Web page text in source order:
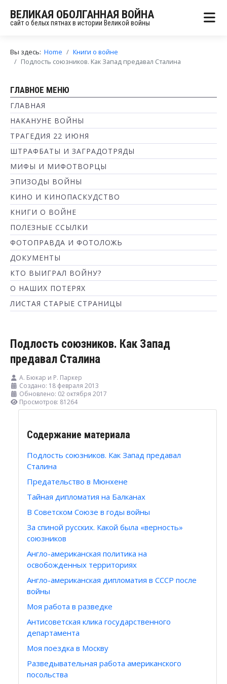
ВЕЛИКАЯ ОБОЛГАННАЯ ВОЙНА
сайт о белых пятнах в истории Великой войны
Вы здесь: Home
Книги о войне
Подлость союзников. Как Запад предавал Сталина
ГЛАВНОЕ МЕНЮ
ГЛАВНАЯ
НАКАНУНЕ ВОЙНЫ
ТРАГЕДИЯ 22 ИЮНЯ
ШТРАФБАТЫ И ЗАГРАДОТРЯДЫ
МИФЫ И МИФОТВОРЦЫ
ЭПИЗОДЫ ВОЙНЫ
КИНО И КИНОПАСКУДСТВО
КНИГИ О ВОЙНЕ
ПОЛЕЗНЫЕ ССЫЛКИ
ФОТОПРАВДА И ФОТОЛОЖЬ
ДОКУМЕНТЫ
КТО ВЫИГРАЛ ВОЙНУ?
О НАШИХ ПОТЕРЯХ
ЛИСТАЯ СТАРЫЕ СТРАНИЦЫ
Подлость союзников. Как Запад
предавал Сталина
А. Бюкар и Р. Паркер
Создано: 18 февраля 2013
Обновлено: 02 октября 2017
Просмотров: 81264
Содержание материала
Подлость союзников. Как Запад предавал
Сталина
Предательство в Мюнхене
Тайная дипломатия на Балканах
В Советском Союзе в годы войны
За спиной русских. Какой была «верность»
союзников
Англо-американская политика на
освобожденных территориях
Англо-американская дипломатия в СССР после
войны
Моя работа в разведке
Антисоветская клика государственного
департамента
Моя поездка в Москву
Разведывательная работа американского
посольства